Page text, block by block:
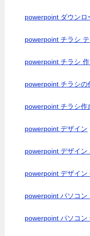
powerpoint ダウン
powerpoint チラシ
powerpoint チラシ
powerpoint チラシの
powerpoint チラシ作
powerpoint デザイン
powerpoint デザイン
powerpoint デザイン
powerpoint パソコン
powerpoint パソコン